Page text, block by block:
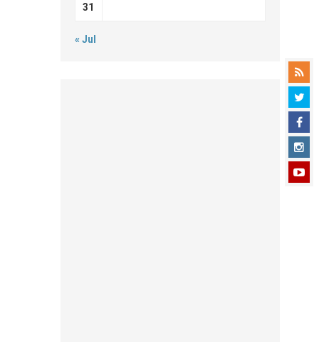
31
« Jul